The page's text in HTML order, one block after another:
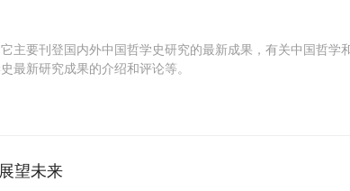
主要刊登国内外中国哲学史研究的最新成果，有关中国哲学
最新研究成果的介绍和评论等。
望未来